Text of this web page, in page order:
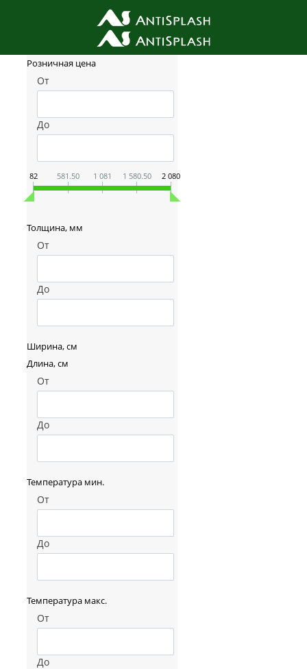
Фильтр товаров
Розничная цена
От
До
82 581.50 1 081 1 580.50 2 080
Толщина, мм
От
До
Ширина, см
Длина, см
От
До
Температура мин.
От
До
Температура макс.
От
До